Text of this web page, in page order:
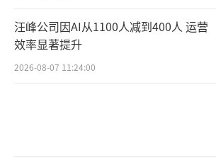
汪峰公司因AI从1100人减到400人 运营
效率显著提升
2026-08-07 11:24:00